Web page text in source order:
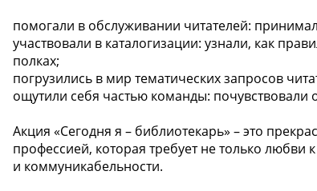
помогали в обслуживании читателей:
участвовали в каталогизации: узнали, как
полках;
погрузились в мир тематических запросов
ощутили себя частью команды: почувствовали
Акция «Сегодня я – библиотекарь» – это
профессией, которая требует не только любви
и коммуникабельности.